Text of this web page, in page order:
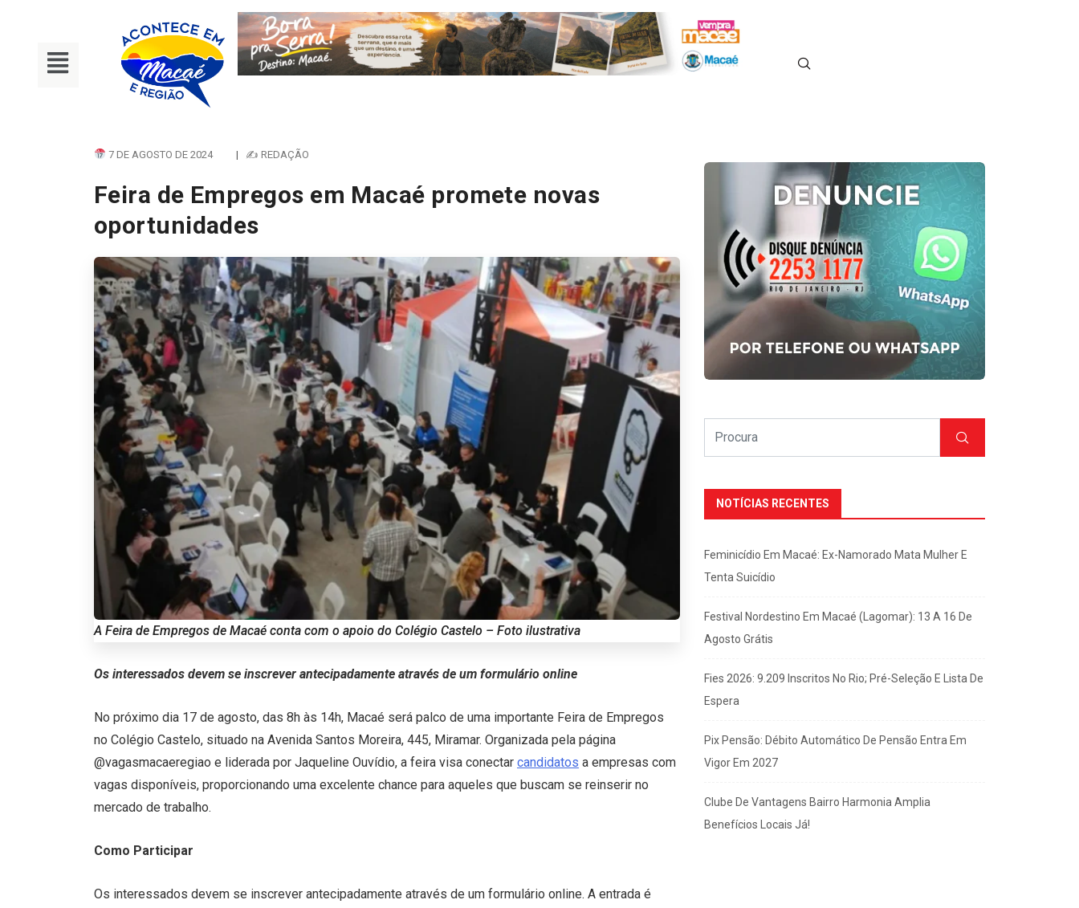
7 DE AGOSTO DE 2024 | ✍ REDAÇÃO
Feira de Empregos em Macaé promete novas
oportunidades
A Feira de Empregos de Macaé conta com o apoio do Colégio Castelo – Foto ilustrativa
Os interessados devem se inscrever antecipadamente através de um formulário online
No próximo dia 17 de agosto, das 8h às 14h, Macaé será palco de uma importante Feira de Empregos
no Colégio Castelo, situado na Avenida Santos Moreira, 445, Miramar. Organizada pela página
@vagasmacaeregiao e liderada por Jaqueline Ouvídio, a feira visa conectar candidatos a empresas com
vagas disponíveis, proporcionando uma excelente chance para aqueles que buscam se reinserir no
mercado de trabalho.
Como Participar
Os interessados devem se inscrever antecipadamente através de um formulário online. A entrada é
NOTÍCIAS RECENTES
Feminicídio Em Macaé: Ex-Namorado Mata Mulher E
Tenta Suicídio
Festival Nordestino Em Macaé (Lagomar): 13 A 16 De
Agosto Grátis
Fies 2026: 9.209 Inscritos No Rio; Pré-Seleção E Lista De
Espera
Pix Pensão: Débito Automático De Pensão Entra Em
Vigor Em 2027
Clube De Vantagens Bairro Harmonia Amplia
Benefícios Locais Já!